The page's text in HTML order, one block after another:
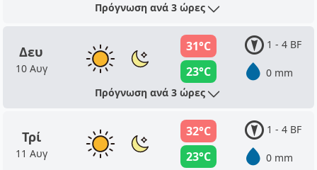
Πρόγνωση ανά 3 ώρες
Δευ
10 Αυγ
31°C
23°C
1 - 4 BF
0 mm
Πρόγνωση ανά 3 ώρες
Τρί
11 Αυγ
32°C
23°C
1 - 4 BF
0 mm